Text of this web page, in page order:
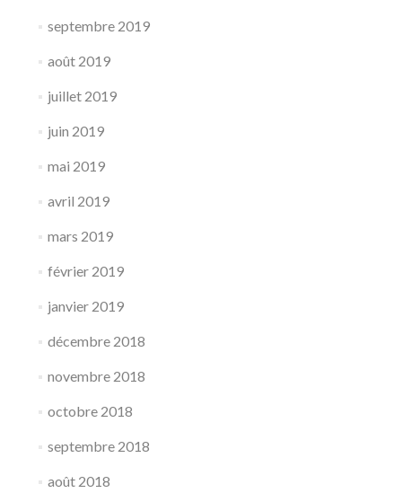
septembre 2019
août 2019
juillet 2019
juin 2019
mai 2019
avril 2019
mars 2019
février 2019
janvier 2019
décembre 2018
novembre 2018
octobre 2018
septembre 2018
août 2018